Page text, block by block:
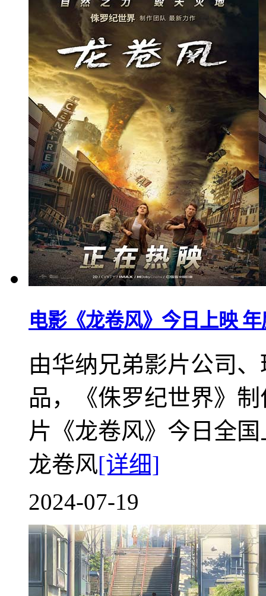
电影《龙卷风》今日上映
由华纳兄弟影片公司
品，《侏罗纪世界》
片《龙卷风》今日全
龙卷风[详细]
2024-07-19